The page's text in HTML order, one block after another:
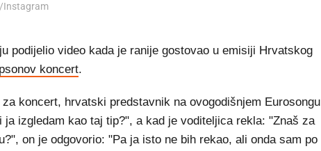
Instagram
podijelio video kada je ranije gostovao u emisiji Hrvatskog
koncert.
koncert, hrvatski predstavnik na ovogodišnjem Eurosongu
izgledam kao taj tip?", a kad je voditeljica rekla: "Znaš za
on je odgovorio: "Pa ja isto ne bih rekao, ali onda sam po